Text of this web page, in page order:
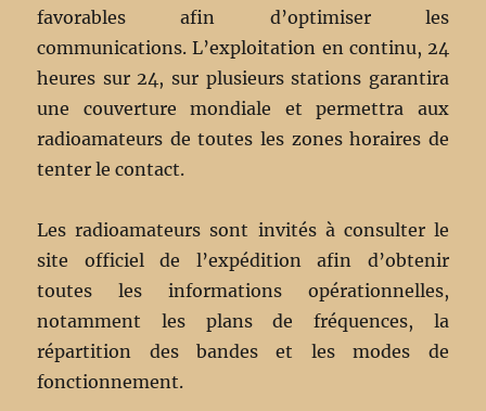
favorables afin d’optimiser les
communications. L’exploitation en continu, 24
heures sur 24, sur plusieurs stations garantira
une couverture mondiale et permettra aux
radioamateurs de toutes les zones horaires de
tenter le contact.
Les radioamateurs sont invités à consulter le
site officiel de l’expédition afin d’obtenir
toutes les informations opérationnelles,
notamment les plans de fréquences, la
répartition des bandes et les modes de
fonctionnement.